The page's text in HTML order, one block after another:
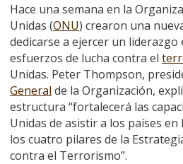
Hace una semana en la
Unidas (ONU) crearon una
dedicarse a ejercer un
esfuerzos de lucha contra el
Unidas. Peter Thompson,
General de la Organización,
estructura “fortalecerá las
Unidas de asistir a los países
los cuatro pilares de la
contra el Terrorismo”.